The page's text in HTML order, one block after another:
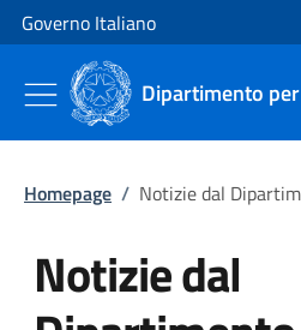
Vai al contenuto
Vai alla navigazione del sito
Governo Italiano
Dipartimento
Homepage / Notizie dal
Notizie dal